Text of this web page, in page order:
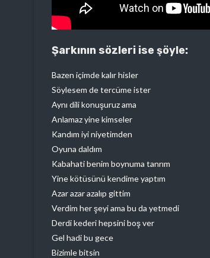
Şarkının sözleri ise şöyle:
Bazen içimde kalır hisler
Söylesem de tercüme ister
Aynı dili konuşuruz ama
Anlamaz yine kimseler
Kandım iyi niyetimden
Oyuna daldım
Kabahati benim boynuma tanrım
Yine kötüsünü kendime yaptım
Azar azar azalıp gittim
Verdim her şeyi ama bu da yetmedi
Derdi kederi hepsini boş ver
Gel hadi bu gece
Bizimle bitsin